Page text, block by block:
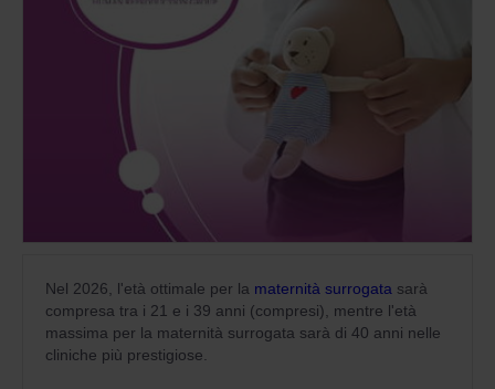
Nel 2026, l'età ottimale per la maternità surrogata sarà
compresa tra i 21 e i 39 anni (compresi), mentre l'età
massima per la maternità surrogata sarà di 40 anni nelle
cliniche più prestigiose.